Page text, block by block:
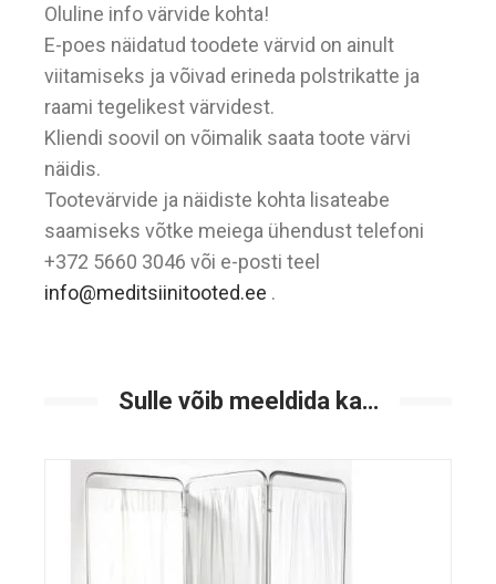
Oluline info värvide kohta!
E-poes näidatud toodete värvid on ainult
viitamiseks ja võivad erineda polstrikatte ja
raami tegelikest värvidest.
Kliendi soovil on võimalik saata toote värvi
näidis.
Tootevärvide ja näidiste kohta lisateabe
saamiseks võtke meiega ühendust telefoni
+372 5660 3046 või e-posti teel
info@meditsiinitooted.ee .
Sulle võib meeldida ka…